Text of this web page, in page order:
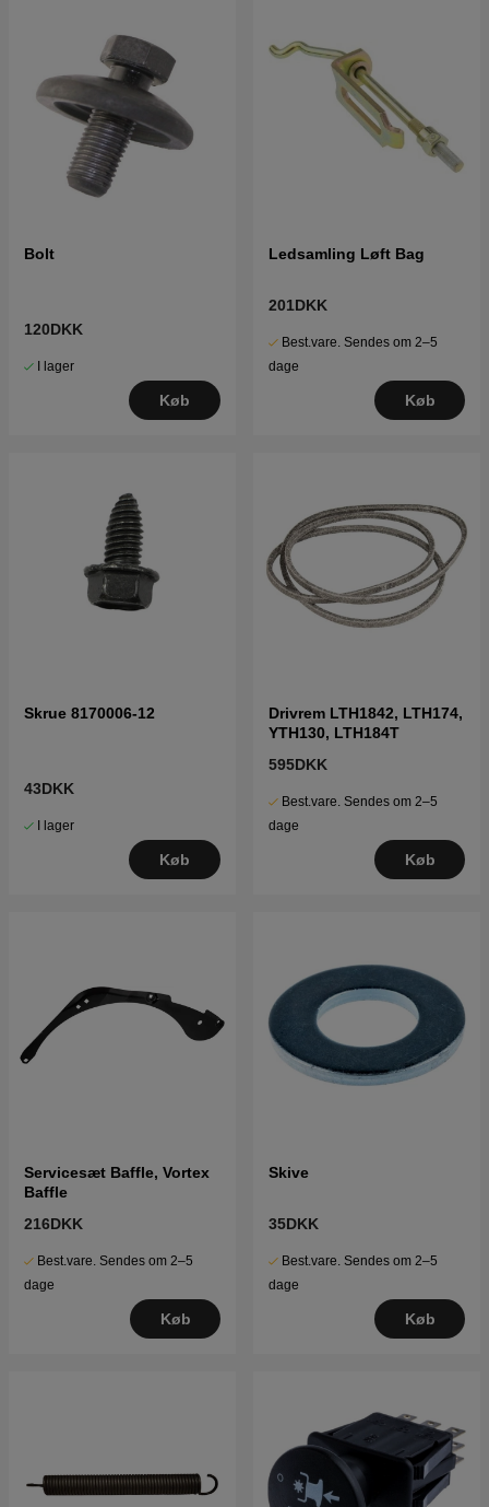
Bolt
120DKK
I lager
Køb
Ledsamling Løft Bag
201DKK
Best.vare. Sendes om 2–5
dage
Køb
Skrue 8170006-12
43DKK
I lager
Køb
Drivrem LTH1842, LTH174,
YTH130, LTH184T
595DKK
Best.vare. Sendes om 2–5
dage
Køb
Servicesæt Baffle, Vortex
Baffle
216DKK
Best.vare. Sendes om 2–5
dage
Køb
Skive
35DKK
Best.vare. Sendes om 2–5
dage
Køb